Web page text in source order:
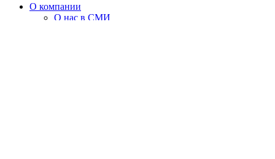
О компании
О нас в СМИ